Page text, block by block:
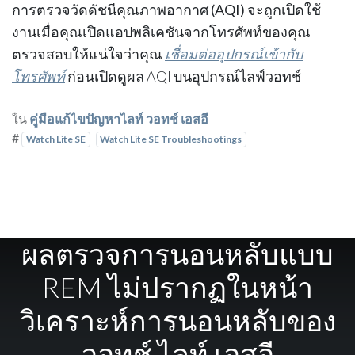
การตรวจวัดดัชนีคุณภาพอากาศ (AQI) จะถูกเปิดใช้
งานเมื่อคุณเปิดแอปพลิเคชันจากโทรศัพท์ของคุณ
ตรวจสอบให้แน่ใจว่าคุณ เชื่อมต่ออุปกรณ์เข้ากับ
โทรศัพท์ก่อนเปิดดูผล AQI บนอุปกรณ์ไลฟ์วอทช์
ใน คู่มือแก้ไขปัญหาไลท์ วอทช์ เอสอี
# Watch Lite SE Watch Lite SE Troubleshootings
ผลตรวจการนอนหลับแบบ
REM ไม่ปรากฏในหน้า
วิเคราะห์การนอนหลับของ